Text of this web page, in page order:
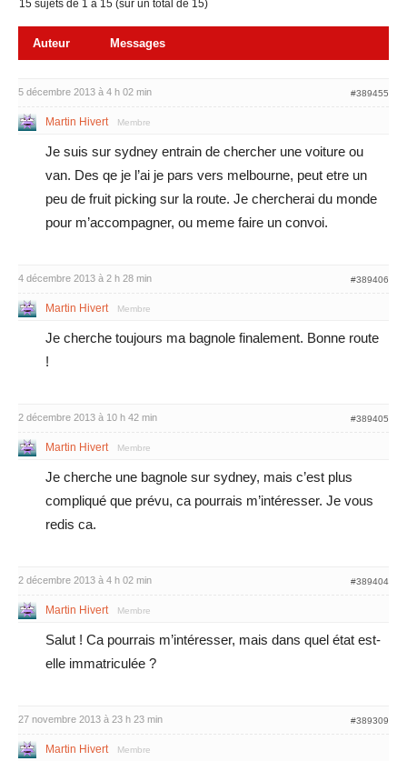
15 sujets de 1 à 15 (sur un total de 15)
Auteur Messages
5 décembre 2013 à 4 h 02 min #389455
Martin Hivert Membre
Je suis sur sydney entrain de chercher une voiture ou
van. Des qe je l’ai je pars vers melbourne, peut etre un
peu de fruit picking sur la route. Je chercherai du monde
pour m’accompagner, ou meme faire un convoi.
4 décembre 2013 à 2 h 28 min #389406
Martin Hivert Membre
Je cherche toujours ma bagnole finalement. Bonne route
!
2 décembre 2013 à 10 h 42 min #389405
Martin Hivert Membre
Je cherche une bagnole sur sydney, mais c’est plus
compliqué que prévu, ca pourrais m’intéresser. Je vous
redis ca.
2 décembre 2013 à 4 h 02 min #389404
Martin Hivert Membre
Salut ! Ca pourrais m’intéresser, mais dans quel état est-
elle immatriculée ?
27 novembre 2013 à 23 h 23 min #389309
Martin Hivert Membre